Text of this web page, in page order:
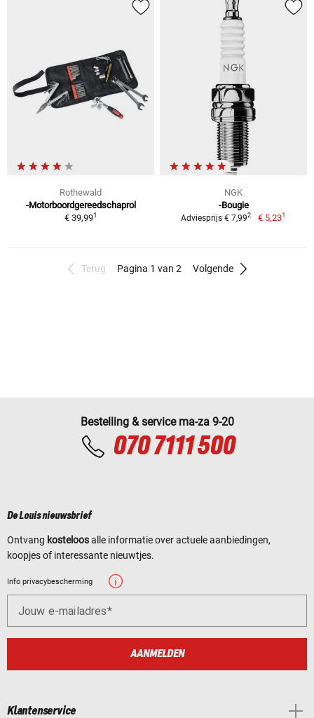
Rothewald
-Motorboordgereedschaprol
€ 39,991
NGK
-Bougie
Adviesprijs € 7,992 € 5,231
Terug Pagina 1 van 2 Volgende
Bestelling & service ma-za 9-20
070 7111 500
De Louis nieuwsbrief
Ontvang kosteloosalle informatie over actuele aanbiedingen,
koopjes of interessante nieuwtjes.
Info privacybescherming
Jouw e-mailadres
AANMELDEN
Klantenservice